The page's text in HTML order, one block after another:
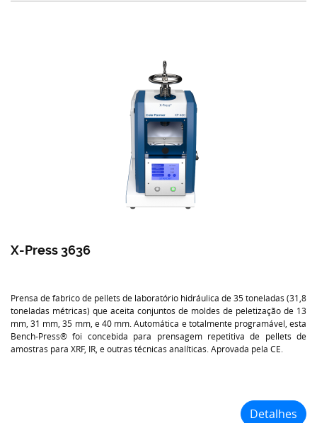
X-Press 3636
Prensa de fabrico de pellets de laboratório hidráulica de 35 toneladas (31,8
toneladas métricas) que aceita conjuntos de moldes de peletização de 13
mm, 31 mm, 35 mm, e 40 mm. Automática e totalmente programável, esta
Bench-Press® foi concebida para prensagem repetitiva de pellets de
amostras para XRF, IR, e outras técnicas analíticas. Aprovada pela CE.
Detalhes